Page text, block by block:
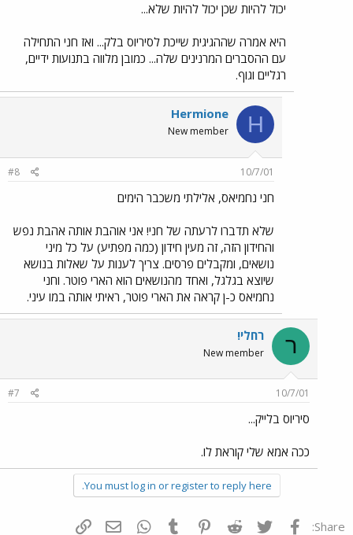
יכול להיות שכן יכול להיות שלא...
היא אמרה שההגיגית שייכת לסיריוס בלק... ואז חני התחילה
עם ההסברים המרנינים שלה... כמובן מלווה בתנועות ידיים,
רגליים וגוף.
H
Hermione
New member
10/7/01
#8
חני נחמיאס, אלילתי משכבר הימים
שלא תדברו לרעתה של חני! אני אוהבת אותה אהבת נפש
והחידון הזה, זה מעין חידון (כמה מפתיע) על כל מיני
נושאים, ומקבלים פרסים. צריך לענות על שאלות בנושא
שיוצא בגלגל, ואחד מהנושאים הוא הארי פוטר. וחני
נחמיאס כ-ן קראה את הארי פוטר, ראיתי אותה במו עיני.
ר רחלי!
New member
10/7/01
#7
סיריוס בלייק...
ככה אמא שלי קוראת לו.
You must log in or register to reply here.
Share: פייסבוק Twitter
Reddit
Pinterest
Tumblr
WhatsAppדואר אלקטרוני